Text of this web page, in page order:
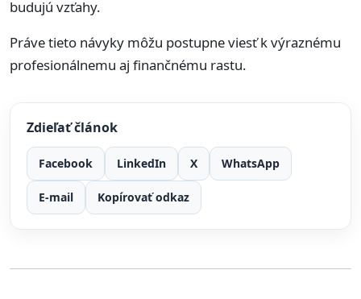
budujú vzťahy.
Práve tieto návyky môžu postupne viesť k výraznému
profesionálnemu aj finančnému rastu.
Zdieľať článok
Facebook LinkedIn X WhatsApp
E-mail Kopírovať odkaz